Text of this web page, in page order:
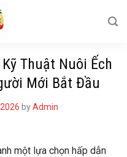
Thuật Nuôi Ếch
Mới Bắt Đầu
byAdmin
một lựa chọn hấp dẫn